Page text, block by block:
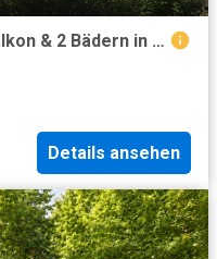
3 Zimmer Wohnung mit Südbalkon & 2 Bädern in ruhiger Innenhoflage Sendling Westpark
Details ansehen